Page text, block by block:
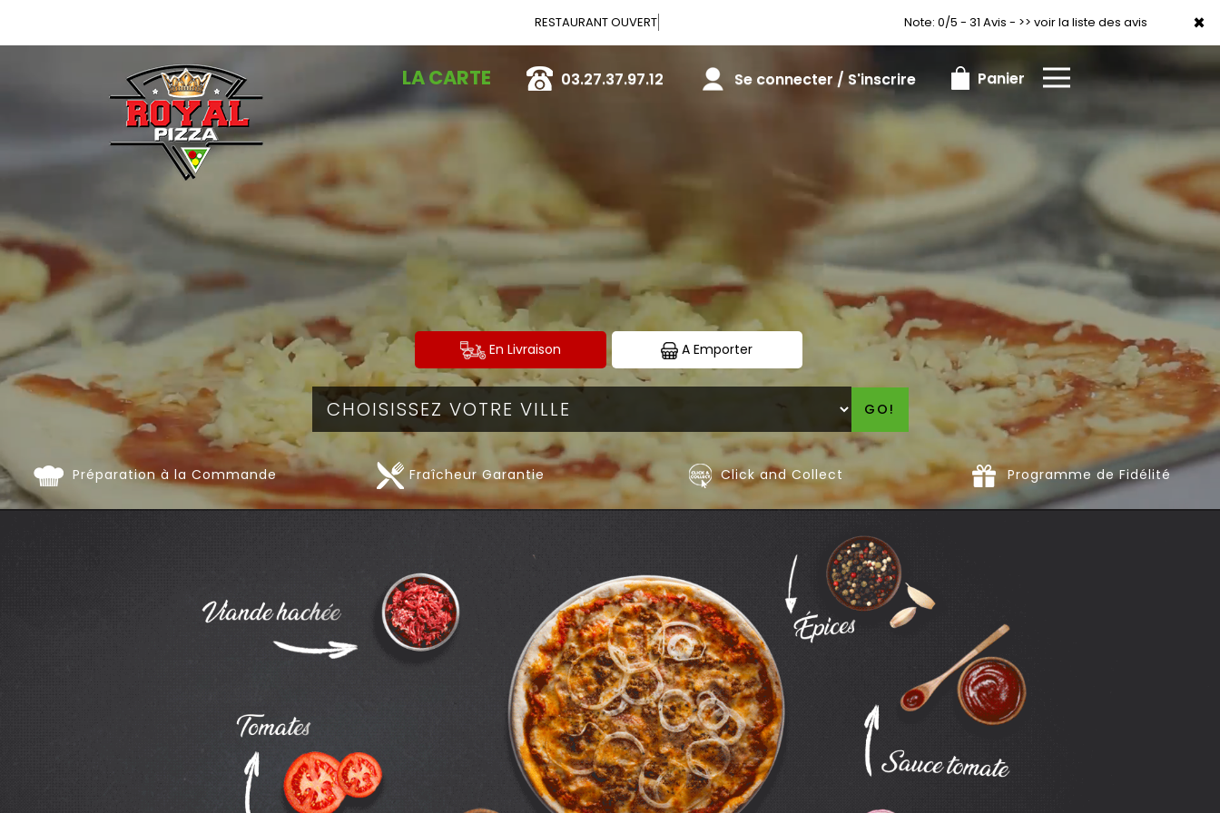
×
Vous pouvez Note: 0/5 - 31 Avis - >> voir la liste des avis
LA CARTE 03.27.37.97.12 Se connecter / S'inscrire Panier
×
En Livraison A Emporter
GO!
Préparation à la Commande Fraîcheur Garantie Click and Collect Programme de Fidélité